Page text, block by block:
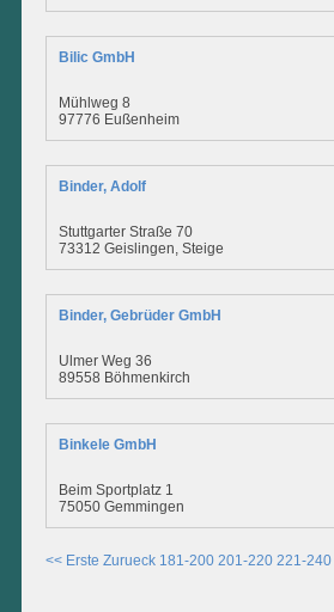
Bilic GmbH
Mühlweg 8
97776 Eußenheim
Binder, Adolf
Stuttgarter Straße 70
73312 Geislingen, Steige
Binder, Gebrüder GmbH
Ulmer Weg 36
89558 Böhmenkirch
Binkele GmbH
Beim Sportplatz 1
75050 Gemmingen
<< Erste Zurueck 181-200 201-220 221-240